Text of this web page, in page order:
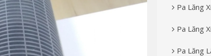
Pa Lăng
Pa Lăng
Pa Lăng